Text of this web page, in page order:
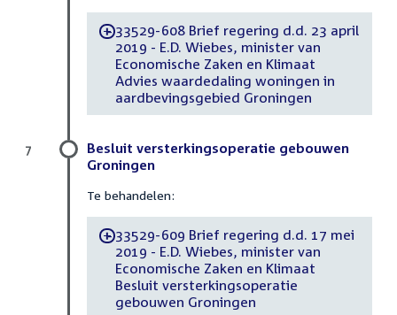
-33529-608 Brief regering d.d. 23 april
2019 - E.D. Wiebes, minister van
Economische Zaken en Klimaat
Advies waardedaling woningen in
aardbevingsgebied Groningen
Besluit versterkingsoperatie gebouwen
Groningen
Te behandelen:
-33529-609 Brief regering d.d. 17 mei
2019 - E.D. Wiebes, minister van
Economische Zaken en Klimaat
Besluit versterkingsoperatie
gebouwen Groningen
7